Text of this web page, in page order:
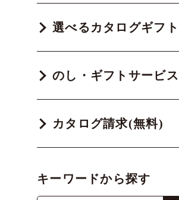
選べるカタログギフト
のし・ギフトサービス
カタログ請求(無料)
キーワードから探す